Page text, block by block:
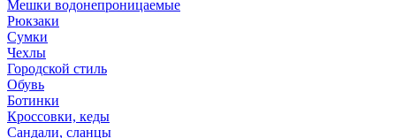
Мешки водонепроницаемые
Рюкзаки
Сумки
Чехлы
Городской стиль
Обувь
Ботинки
Кроссовки, кеды
Сандали, сланцы